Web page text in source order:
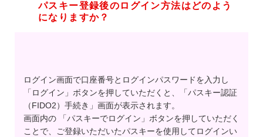
パスキー登録後のログイン方法はどのよう
になりますか？
ログイン画面で口座番号とログインパスワードを入力し
「ログイン」ボタンを押していただくと、「パスキー認証
（FIDO2）手続き」画面が表示されます。
画面内の 「パスキーでログイン」ボタンを押していただく
ことで、ご登録いただいたパスキーを使用してログインい